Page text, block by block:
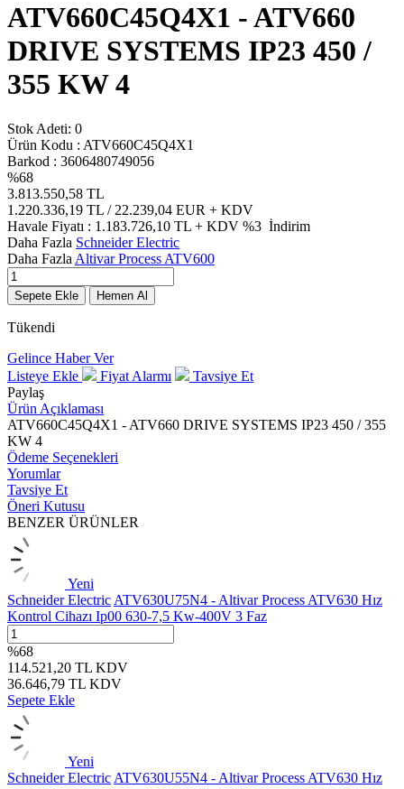
ATV660C45Q4X1 - ATV660
DRIVE SYSTEMS IP23 450 /
355 KW 4
Stok Adeti: 0
Ürün Kodu : ATV660C45Q4X1
Barkod : 3606480749056
%68
3.813.550,58 TL
1.220.336,19 TL / 22.239,04 EUR + KDV
Havale Fiyatı : 1.183.726,10 TL + KDV %3 İndirim
Daha Fazla Schneider Electric
Daha Fazla Altivar Process ATV600
Sepete Ekle Hemen Al
Tükendi
Gelince Haber Ver
Listeye Ekle
Fiyat Alarmı
Tavsiye Et
Paylaş
Ürün Açıklaması
ATV660C45Q4X1 - ATV660 DRIVE SYSTEMS IP23 450 / 355
KW 4
Ödeme Seçenekleri
Yorumlar
Tavsiye Et
Öneri Kutusu
BENZER ÜRÜNLER
Yeni
Schneider Electric ATV630U75N4 - Altivar Process ATV630 Hız
Kontrol Cihazı Ip00 630-7,5 Kw-400V 3 Faz
%68
114.521,20 TL KDV
36.646,79 TL KDV
Sepete Ekle
Yeni
Schneider Electric ATV630U55N4 - Altivar Process ATV630 Hız